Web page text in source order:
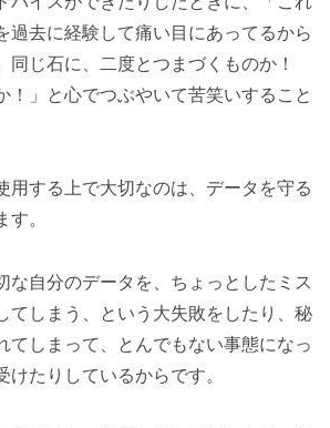
過去に経験して痛い目にあってるから
同じ石に、二度とつまづくものか！
！」と心でつぶやいて苦笑いすること
用する上で大切なのは、データを守る
す。
な自分のデータを、ちょっとしたミス
てしまう、という大失敗をしたり、秘
てしまって、とんでもない事態になっ
けたりしているからです。